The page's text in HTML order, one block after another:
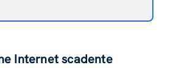
Internet scadente